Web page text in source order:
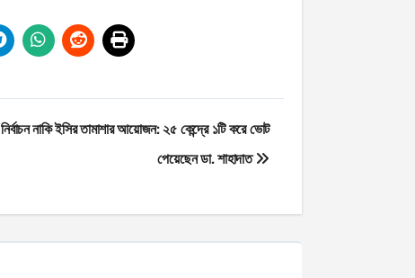
নির্বাচন নাকি ইসির তামাশার আয়োজন: ২৫ কেন্দ্রে ১টি করে ভোট
পেয়েছেন ডা. শাহাদাত